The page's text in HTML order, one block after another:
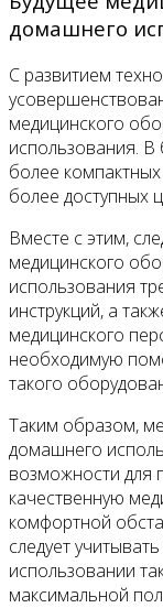
домашнего
С развитием
медицинского
использования.
более
более доступных
Вместе с этим,
медицинского
использования
инструкций, а
медицинского
необходимую
такого
Таким образом,
домашнего
возможности для
качественную
комфортной
следует
использовании
максимальной